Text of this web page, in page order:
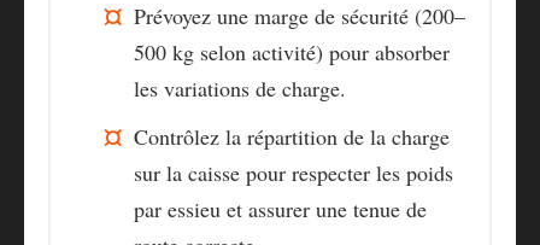
Prévoyez une marge de sécurité (200–
500 kg selon activité) pour absorber
les variations de charge.
Contrôlez la répartition de la charge
sur la caisse pour respecter les poids
par essieu et assurer une tenue de